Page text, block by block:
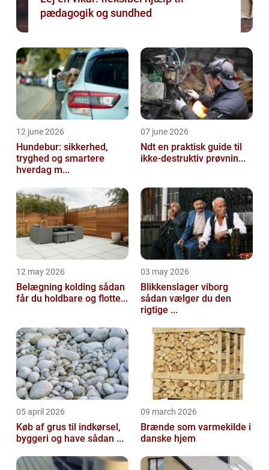
pædagogik og sundhed
12 june 2026
Hundebur: sikkerhed,
tryghed og smartere
hverdag m...
07 june 2026
Ndt en praktisk guide til
ikke-destruktiv prøvnin...
12 may 2026
Belægning kolding sådan
får du holdbare og flotte...
03 may 2026
Blikkenslager viborg
sådan vælger du den
rigtige ...
05 april 2026
Køb af grus til indkørsel,
byggeri og have sådan ...
09 march 2026
Brænde som varmekilde i
danske hjem